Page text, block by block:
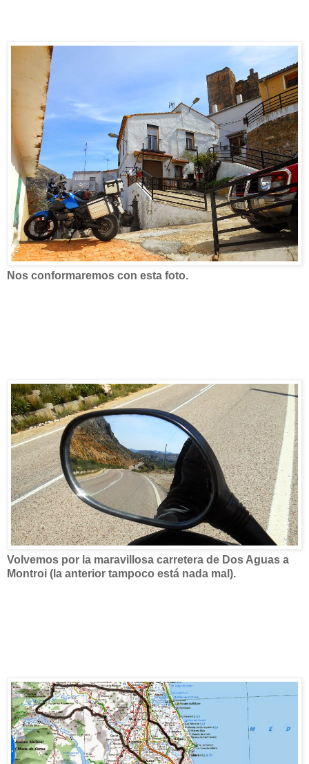
Nos conformaremos con esta foto.
Volvemos por la maravillosa carretera de Dos Aguas a
Montroi (la anterior tampoco está nada mal).